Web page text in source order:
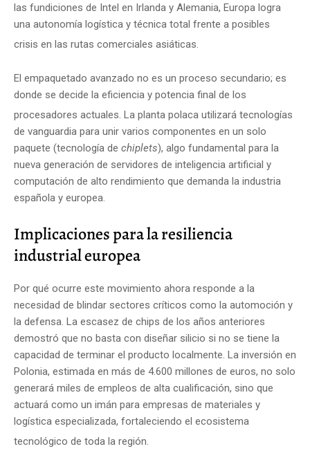
las fundiciones de Intel en Irlanda y Alemania, Europa logra
una autonomía logística y técnica total frente a posibles
crisis en las rutas comerciales asiáticas.
El empaquetado avanzado no es un proceso secundario; es
donde se decide la eficiencia y potencia final de los
procesadores actuales. La planta polaca utilizará tecnologías
de vanguardia para unir varios componentes en un solo
paquete (tecnología de chiplets), algo fundamental para la
nueva generación de servidores de inteligencia artificial y
computación de alto rendimiento que demanda la industria
española y europea.
Implicaciones para la resiliencia
industrial europea
Por qué ocurre este movimiento ahora responde a la
necesidad de blindar sectores críticos como la automoción y
la defensa. La escasez de chips de los años anteriores
demostró que no basta con diseñar silicio si no se tiene la
capacidad de terminar el producto localmente. La inversión en
Polonia, estimada en más de 4.600 millones de euros, no solo
generará miles de empleos de alta cualificación, sino que
actuará como un imán para empresas de materiales y
logística especializada, fortaleciendo el ecosistema
tecnológico de toda la región.